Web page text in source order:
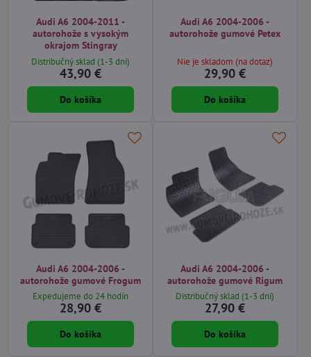
Audi A6 2004-2011 -
autorohože s vysokým
okrajom Stingray
Distribučný sklad (1-3 dni)
43,90 €
Do košíka
Audi A6 2004-2006 -
autorohože gumové Petex
Nie je skladom (na dotaz)
29,90 €
Do košíka
Audi A6 2004-2006 -
autorohože gumové Frogum
Expedujeme do 24 hodín
28,90 €
Do košíka
Audi A6 2004-2006 -
autorohože gumové Rigum
Distribučný sklad (1-3 dni)
27,90 €
Do košíka